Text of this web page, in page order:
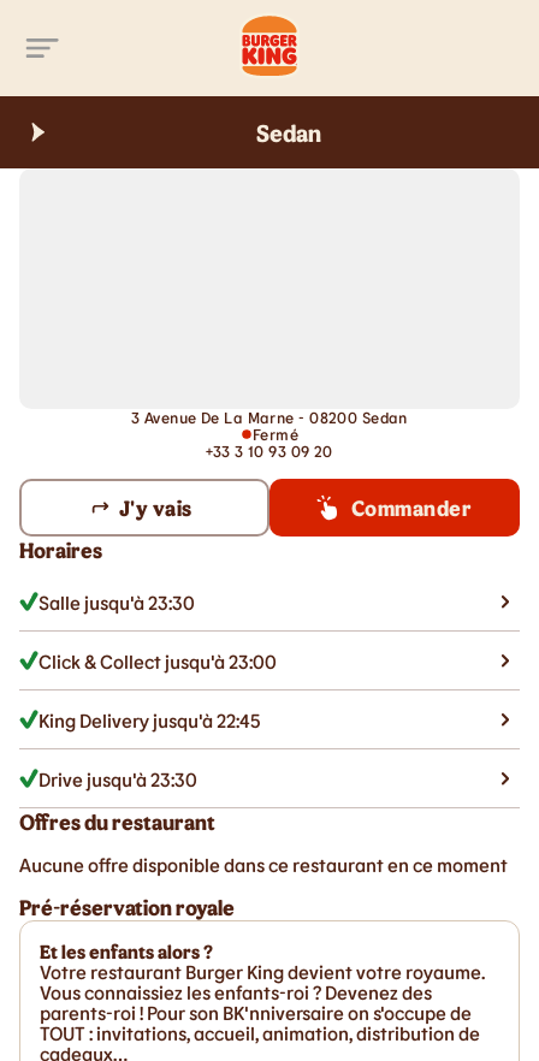
Sedan
3 Avenue De La Marne - 08200 Sedan
Fermé
+33 3 10 93 09 20
J'y vais
Commander
Horaires
Salle jusqu'à 23:30
Click & Collect jusqu'à 23:00
King Delivery jusqu'à 22:45
Drive jusqu'à 23:30
Offres du restaurant
Aucune offre disponible dans ce restaurant en ce moment
Pré-réservation royale
Et les enfants alors ?
Votre restaurant Burger King devient votre royaume.
Vous connaissiez les enfants-roi ? Devenez des
parents-roi ! Pour son BK'nniversaire on s'occupe de
TOUT : invitations, accueil, animation, distribution de
cadeaux…